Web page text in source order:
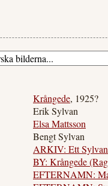
Krångede, 1925?
Erik Sylvan
Elsa Mattsson
Bengt Sylvan
ARKIV: Ett
BY: Krångede
EFTERNAMN: